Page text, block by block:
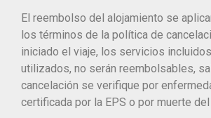
El reembolso del alojamiento se
los términos de la política de
iniciado el viaje, los servicios
utilizados, no serán reembolsables,
cancelación se verifique por
certificada por la EPS o por muerte